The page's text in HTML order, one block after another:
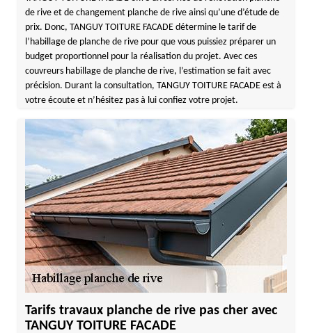
de rive et de changement planche de rive ainsi qu’une d’étude de
prix. Donc, TANGUY TOITURE FACADE détermine le tarif de
l’habillage de planche de rive pour que vous puissiez préparer un
budget proportionnel pour la réalisation du projet. Avec ces
couvreurs habillage de planche de rive, l’estimation se fait avec
précision. Durant la consultation, TANGUY TOITURE FACADE est à
votre écoute et n’hésitez pas à lui confiez votre projet.
Tarifs travaux planche de rive pas cher avec
TANGUY TOITURE FACADE